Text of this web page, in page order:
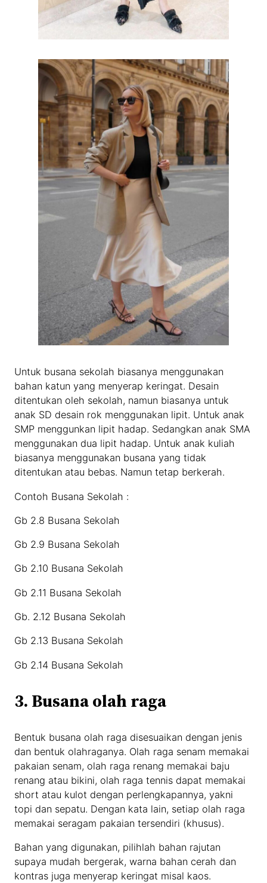
Untuk busana sekolah biasanya menggunakan
bahan katun yang menyerap keringat. Desain
ditentukan oleh sekolah, namun biasanya untuk
anak SD desain rok menggunakan lipit. Untuk anak
SMP menggunkan lipit hadap. Sedangkan anak SMA
menggunakan dua lipit hadap. Untuk anak kuliah
biasanya menggunakan busana yang tidak
ditentukan atau bebas. Namun tetap berkerah.
Contoh Busana Sekolah :
Gb 2.8 Busana Sekolah
Gb 2.9 Busana Sekolah
Gb 2.10 Busana Sekolah
Gb 2.11 Busana Sekolah
Gb. 2.12 Busana Sekolah
Gb 2.13 Busana Sekolah
Gb 2.14 Busana Sekolah
3. Busana olah raga
Bentuk busana olah raga disesuaikan dengan jenis
dan bentuk olahraganya. Olah raga senam memakai
pakaian senam, olah raga renang memakai baju
renang atau bikini, olah raga tennis dapat memakai
short atau kulot dengan perlengkapannya, yakni
topi dan sepatu. Dengan kata lain, setiap olah raga
memakai seragam pakaian tersendiri (khusus).
Bahan yang digunakan, pilihlah bahan rajutan
supaya mudah bergerak, warna bahan cerah dan
kontras juga menyerap keringat misal kaos.